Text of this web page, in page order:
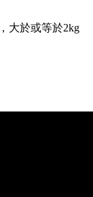
大於或等於2kg